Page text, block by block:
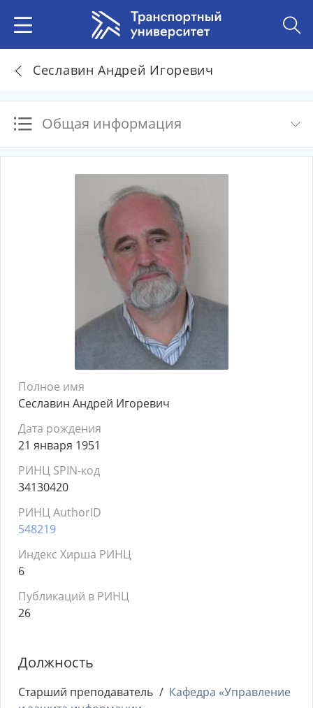
Сеславин Андрей Игоревич
Общая информация
Полное имя
Сеславин Андрей Игоревич
Дата рождения
21 января 1951
РИНЦ SPIN-код
34130420
РИНЦ AuthorID
548219
Индекс Хирша РИНЦ
6
Публикаций в РИНЦ
26
Должность
Старший преподаватель
Кафедра «Управление